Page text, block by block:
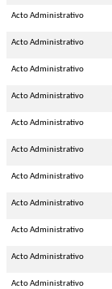
Acto Administrativo
Acto Administrativo
Acto Administrativo
Acto Administrativo
Acto Administrativo
Acto Administrativo
Acto Administrativo
Acto Administrativo
Acto Administrativo
Acto Administrativo
Acto Administrativo